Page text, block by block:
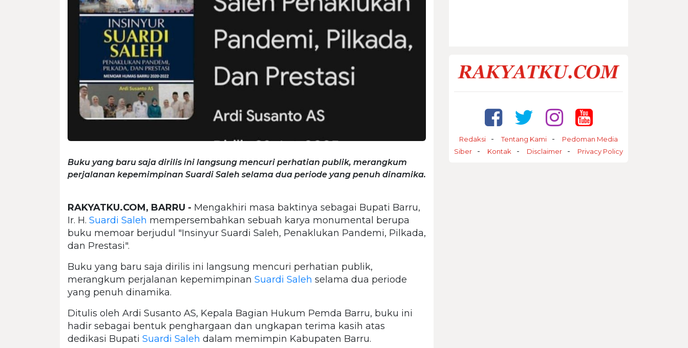
Buku yang baru saja dirilis ini langsung mencuri perhatian publik, merangkum
perjalanan kepemimpinan Suardi Saleh selama dua periode yang penuh dinamika.
RAKYATKU.COM, BARRU - Mengakhiri masa baktinya sebagai Bupati Barru,
Ir. H. Suardi Saleh mempersembahkan sebuah karya monumental berupa
buku memoar berjudul "Insinyur Suardi Saleh, Penaklukan Pandemi, Pilkada,
dan Prestasi".
Buku yang baru saja dirilis ini langsung mencuri perhatian publik,
merangkum perjalanan kepemimpinan Suardi Saleh selama dua periode
yang penuh dinamika.
Ditulis oleh Ardi Susanto AS, Kepala Bagian Hukum Pemda Barru, buku ini
hadir sebagai bentuk penghargaan dan ungkapan terima kasih atas
dedikasi Bupati Suardi Saleh dalam memimpin Kabupaten Barru.
Redaksi Tentang Kami
Pedoman Media
Siber
Kontak Disclaimer Privacy Policy